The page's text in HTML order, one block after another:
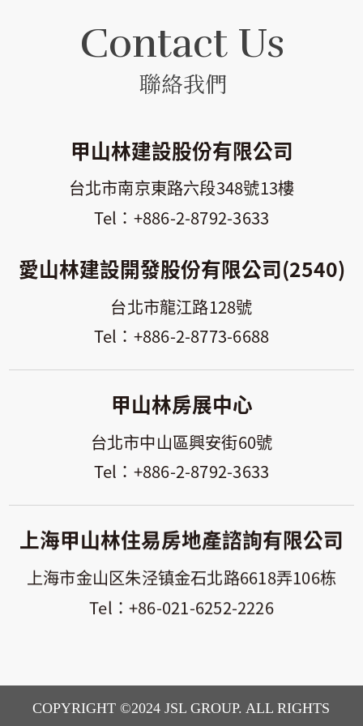
Contact Us
聯絡我們
甲山林建設股份有限公司
台北市南京東路六段348號13樓
+886-2-8792-3633
愛山林建設開發股份有限公司(2540)
台北市龍江路128號
+886-2-8773-6688
甲山林房展中心
台北市中山區興安街60號
+886-2-8792-3633
上海甲山林住易房地產諮詢有限公司
上海市金山区朱泾镇金石北路6618弄106栋
+86-021-6252-2226
COPYRIGHT ©2024 JSL GROUP. ALL RIGHTS